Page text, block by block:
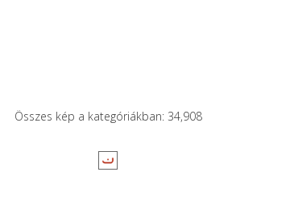
Összes kép a kategóriákban: 34,908